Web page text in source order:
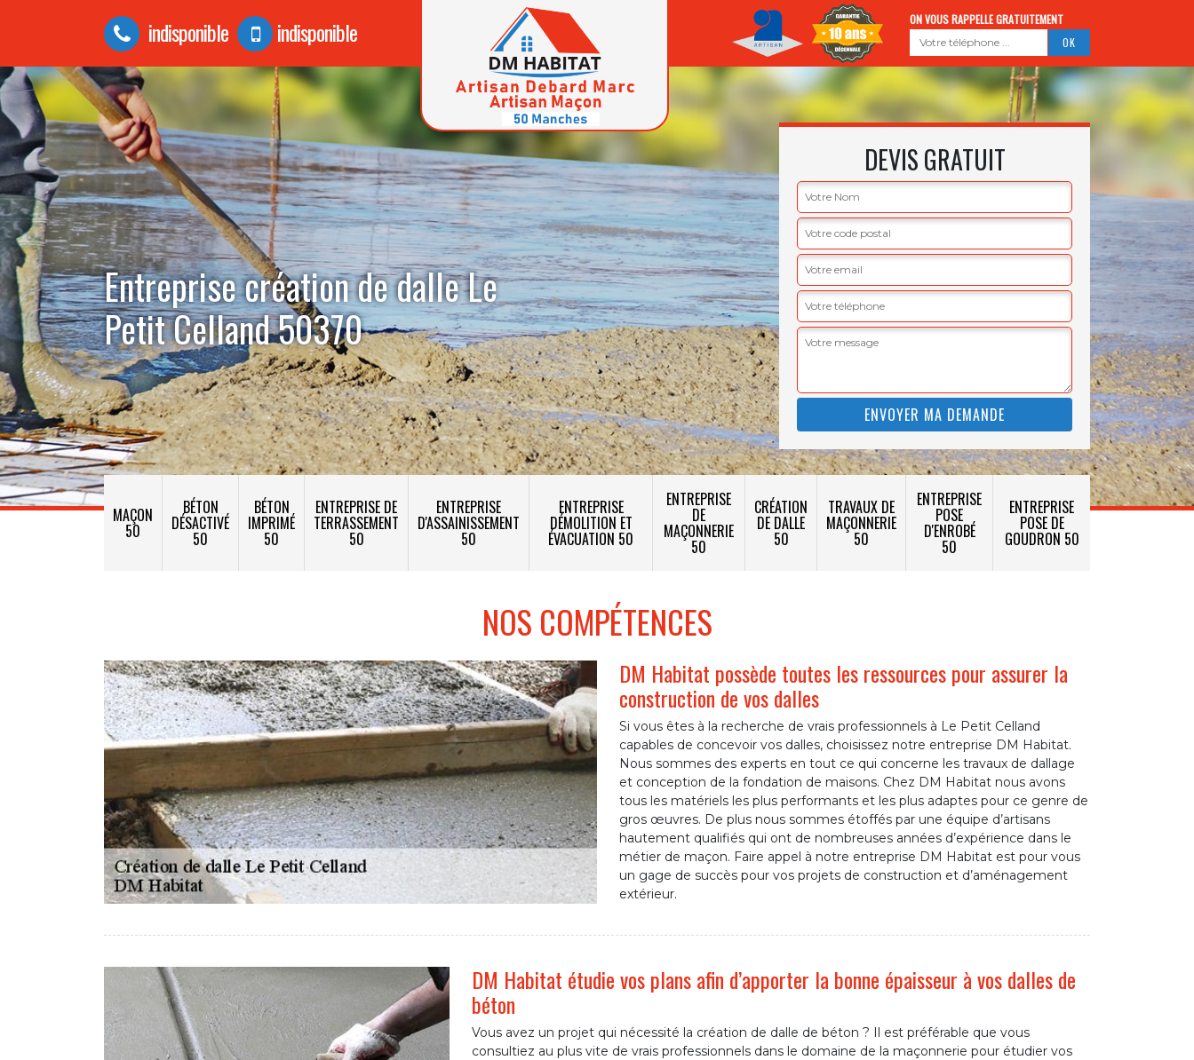
indisponible indisponible ON VOUS RAPPELLE GRATUITEMENT
Entreprise création de dalle Le
Petit Celland 50370
DEVIS GRATUIT
MAÇON
50
BÉTON
DÉSACTIVÉ
50
BÉTON
IMPRIMÉ
50
ENTREPRISE DE
TERRASSEMENT
50
ENTREPRISE
D'ASSAINISSEMENT
50
ENTREPRISE
DÉMOLITION ET
ÉVACUATION 50
ENTREPRISE
DE
MAÇONNERIE
50
CRÉATION
DE DALLE
50
TRAVAUX DE
MAÇONNERIE
50
ENTREPRISE
POSE
D'ENROBÉ
50
ENTREPRISE
POSE DE
GOUDRON 50
NOS COMPÉTENCES
DM Habitat possède toutes les ressources pour assurer la
construction de vos dalles
Si vous êtes à la recherche de vrais professionnels à Le Petit Celland
capables de concevoir vos dalles, choisissez notre entreprise DM Habitat.
Nous sommes des experts en tout ce qui concerne les travaux de dallage
et conception de la fondation de maisons. Chez DM Habitat nous avons
tous les matériels les plus performants et les plus adaptes pour ce genre de
gros œuvres. De plus nous sommes étoffés par une équipe d’artisans
hautement qualifiés qui ont de nombreuses années d’expérience dans le
métier de maçon. Faire appel à notre entreprise DM Habitat est pour vous
un gage de succès pour vos projets de construction et d’aménagement
extérieur.
DM Habitat étudie vos plans afin d’apporter la bonne épaisseur à vos dalles de
béton
Vous avez un projet qui nécessité la création de dalle de béton ? Il est préférable que vous
consultiez au plus vite de vrais professionnels dans le domaine de la maçonnerie pour étudier vos